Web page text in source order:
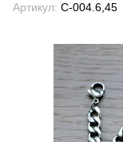
Артикул: C-004.6,45